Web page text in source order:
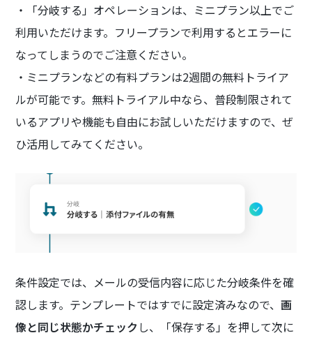
・「分岐する」オペレーションは、ミニプラン以上でご
利用いただけます。フリープランで利用するとエラーに
なってしまうのでご注意ください。
・ミニプランなどの有料プランは2週間の無料トライア
ルが可能です。無料トライアル中なら、普段制限されて
いるアプリや機能も自由にお試しいただけますので、ぜ
ひ活用してみてください。
条件設定では、メールの受信内容に応じた分岐条件を確
認します。テンプレートではすでに設定済みなので、画
像と同じ状態かチェック し、「保存する」を押して次に